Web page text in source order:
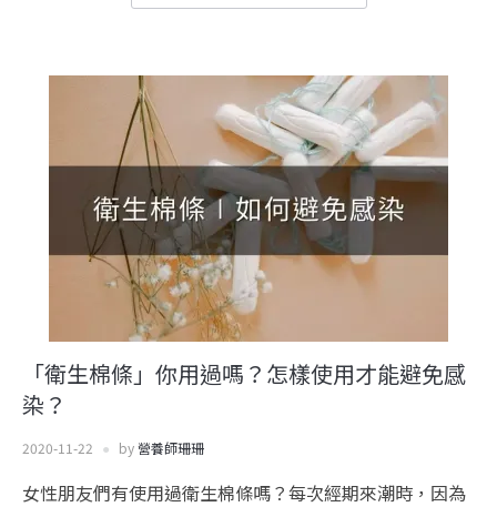
「衛生棉條」你用過嗎？怎樣使用才能避免感
染？
2020-11-22 by營養師珊珊
女性朋友們有使用過衛生棉條嗎？每次經期來潮時，因為